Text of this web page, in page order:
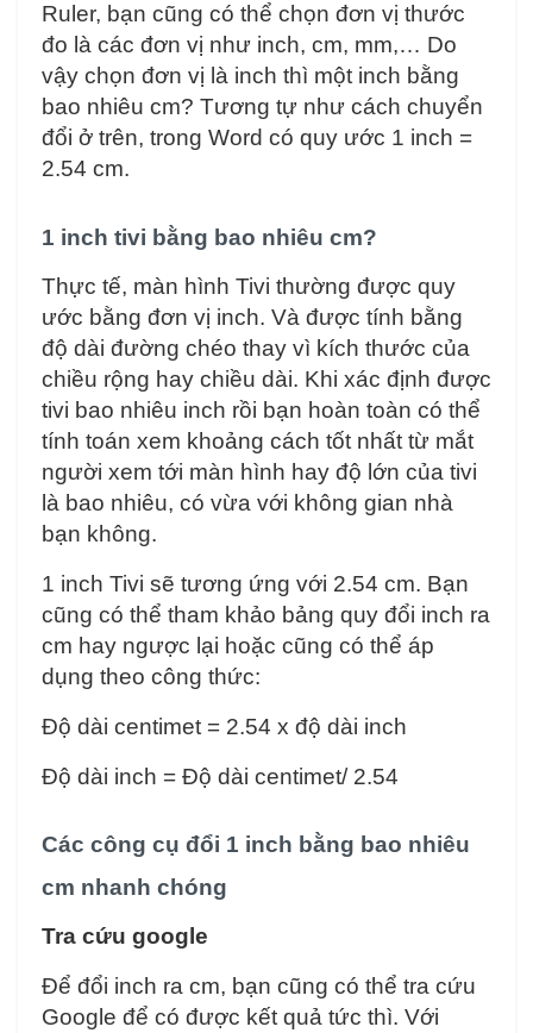
Ruler, bạn cũng có thể chọn đơn vị thước
đo là các đơn vị như inch, cm, mm,… Do
vậy chọn đơn vị là inch thì một inch bằng
bao nhiêu cm? Tương tự như cách chuyển
đổi ở trên, trong Word có quy ước 1 inch =
2.54 cm.
1 inch tivi bằng bao nhiêu cm?
Thực tế, màn hình Tivi thường được quy
ước bằng đơn vị inch. Và được tính bằng
độ dài đường chéo thay vì kích thước của
chiều rộng hay chiều dài. Khi xác định được
tivi bao nhiêu inch rồi bạn hoàn toàn có thể
tính toán xem khoảng cách tốt nhất từ mắt
người xem tới màn hình hay độ lớn của tivi
là bao nhiêu, có vừa với không gian nhà
bạn không.
1 inch Tivi sẽ tương ứng với 2.54 cm. Bạn
cũng có thể tham khảo bảng quy đổi inch ra
cm hay ngược lại hoặc cũng có thể áp
dụng theo công thức:
Độ dài centimet = 2.54 x độ dài inch
Độ dài inch = Độ dài centimet/ 2.54
Các công cụ đổi 1 inch bằng bao nhiêu
cm nhanh chóng
Tra cứu google
Để đổi inch ra cm, bạn cũng có thể tra cứu
Google để có được kết quả tức thì. Với